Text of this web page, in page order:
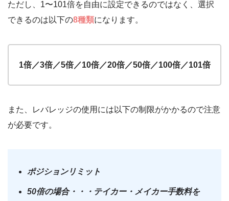
ただし、1〜101倍を自由に設定できるのではなく、選択
できるのは以下の8種類になります。
1倍／3倍／5倍／10倍／20倍／50倍／100倍／101倍
また、レバレッジの使用には以下の制限がかかるので注意
が必要です。
ポジションリミット
50倍の場合・・・テイカー・メイカー手数料を